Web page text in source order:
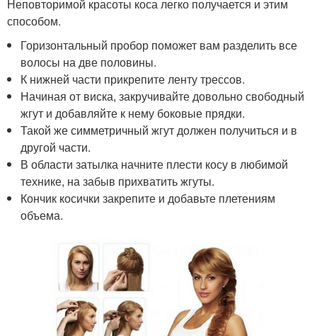
Неповторимой красоты коса легко получается и этим
способом.
Горизонтальный пробор поможет вам разделить все
волосы на две половины.
К нижней части прикрепите ленту трессов.
Начиная от виска, закручивайте довольно свободный
жгут и добавляйте к нему боковые прядки.
Такой же симметричный жгут должен получиться и в
другой части.
В области затылка начните плести косу в любимой
технике, на забыв прихватить жгуты.
Кончик косички закрепите и добавьте плетениям
объема.